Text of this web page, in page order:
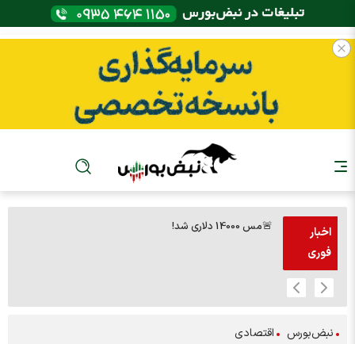
اخبار
فوری
🚨مس 14000 دلاری شد!
نبض‌بورس اقتصادی